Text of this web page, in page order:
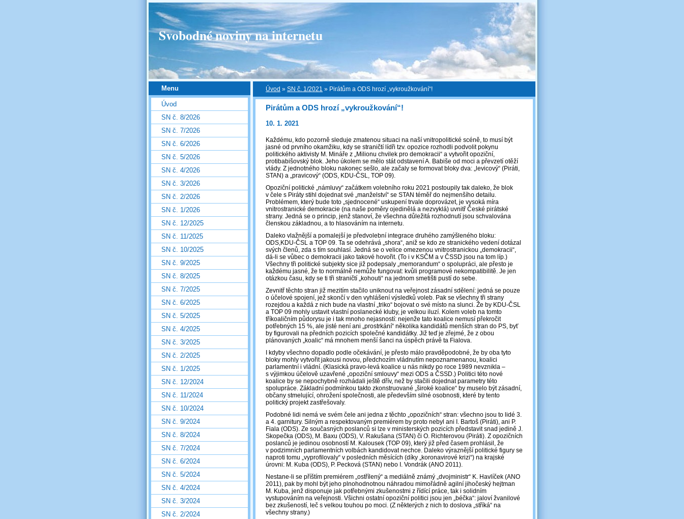
Svobodné noviny na internetu
Úvod » SN č. 1/2021 » Pirátům a ODS hrozí „vykroužkování“!
Pirátům a ODS hrozí „vykroužkování“!
10. 1. 2021
Každému, kdo pozorně sleduje zmatenou situaci na naší vnitropolitické scéně, to musí být
jasné od prvního okamžiku, kdy se straničtí lídři tzv. opozice rozhodli podvolit pokynu
politického aktivisty M. Mináře z „Milionu chvilek pro demokracii“ a vytvořit opoziční,
protibabišovský blok. Jeho úkolem se mělo stát odstavení A. Babiše od moci a převzetí otěží
vlády. Z jednotného bloku nakonec sešlo, ale začaly se formovat bloky dva: „levicový“ (Piráti,
STAN) a „pravicový“ (ODS, KDU-ČSL, TOP 09).
Opoziční politické „námluvy“ začátkem volebního roku 2021 postoupily tak daleko, že blok
v čele s Piráty stihl dojednat své „manželství“ se STAN téměř do nejmenšího detailu.
Problémem, který bude toto „sjednocené“ uskupení trvale doprovázet, je vysoká míra
vnitrostranické demokracie (na naše poměry ojedinělá a nezvyklá) uvnitř České pirátské
strany. Jedná se o princip, jenž stanoví, že všechna důležitá rozhodnutí jsou schvalována
členskou základnou, a to hlasováním na internetu.
Daleko vlažnější a pomalejší je předvolební integrace druhého zamýšleného bloku:
ODS,KDU-ČSL a TOP 09. Ta se odehrává „shora“, aniž se kdo ze stranického vedení dotázal
svých členů, zda s tím souhlasí. Jedná se o velice omezenou vnitrostranickou „demokracii“,
dá-li se vůbec o demokracii jako takové hovořit. (To i v KSČM a v ČSSD jsou na tom líp.)
Všechny tři politické subjekty sice již podepsaly „memorandum“ o spolupráci, ale přesto je
každému jasné, že to normálně nemůže fungovat: kvůli programové nekompatibilitě. Je jen
otázkou času, kdy se ti tři straničtí „kohouti“ na jednom smetišti pustí do sebe.
Zevnitř těchto stran již mezitím stačilo uniknout na veřejnost zásadní sdělení: jedná se pouze
o účelové spojení, jež skončí v den vyhlášení výsledků voleb. Pak se všechny tři strany
rozejdou a každá z nich bude na vlastní „triko“ bojovat o své místo na slunci. Že by KDU-ČSL
a TOP 09 mohly ustavit vlastní poslanecké kluby, je velkou iluzí. Kolem voleb na tomto
tříkoaličním půdorysu je i tak mnoho nejasností: nejenže tato koalice nemusí překročit
potřebných 15 %, ale jisté není ani „prostrkání“ několika kandidátů menších stran do PS, byť
by figurovali na předních pozicích společné kandidátky. Již teď je zřejmé, že z obou
plánovaných „koalic“ má mnohem menší šanci na úspěch právě ta Fialova.
I kdyby všechno dopadlo podle očekávání, je přesto málo pravděpodobné, že by oba tyto
bloky mohly vytvořit jakousi novou, předchozím vládnutím nepoznamenanou, koalici
parlamentní i vládní. (Klasická pravo-levá koalice u nás nikdy po roce 1989 nevznikla –
s výjimkou účelově uzavřené „opoziční smlouvy“ mezi ODS a ČSSD.) Politici této nové
koalice by se nepochybně rozhádali ještě dřív, než by stačili dojednat parametry této
spolupráce. Základní podmínkou takto zkonstruované „široké koalice“ by muselo být zásadní,
občany stmelující, ohrožení společnosti, ale především silné osobnosti, které by tento
politický projekt zastřešovaly.
Podobné lidi nemá ve svém čele ani jedna z těchto „opozičních“ stran: všechno jsou to lidé 3.
a 4. garnitury. Silným a respektovaným premiérem by proto nebyl ani I. Bartoš (Piráti), ani P.
Fiala (ODS). Ze současných poslanců si lze v ministerských pozicích představit snad jedině J.
Skopečka (ODS), M. Baxu (ODS), V. Rakušana (STAN) či O. Richterovou (Piráti). Z opozičních
poslanců je jedinou osobností M. Kalousek (TOP 09), který již před časem prohlásil, že
v podzimních parlamentních volbách kandidovat nechce. Daleko výraznější politické figury se
naproti tomu „vyprofilovaly“ v posledních měsících (díky „koronavirové krizi“) na krajské
úrovni: M. Kuba (ODS), P. Pecková (STAN) nebo I. Vondrák (ANO 2011).
Nestane-li se příštím premiérem „ostřílený“ a mediálně známý „dvojministr“ K. Havlíček (ANO
2011), pak by mohl být jeho plnohodnotnou náhradou mimořádně agilní jihočeský hejtman
M. Kuba, jenž disponuje jak potřebnými zkušenostmi z řídící práce, tak i solidním
vystupováním na veřejnosti. Všichni ostatní opoziční politici jsou jen „béčka“: jaloví žvanilové
bez zkušeností, leč s velkou touhou po moci. (Z některých z nich to doslova „stříká“ na
všechny strany.)
Menu
Úvod
SN č. 8/2026
SN č. 7/2026
SN č. 6/2026
SN č. 5/2026
SN č. 4/2026
SN č. 3/2026
SN č. 2/2026
SN č. 1/2026
SN č. 12/2025
SN č. 11/2025
SN č. 10/2025
SN č. 9/2025
SN č. 8/2025
SN č. 7/2025
SN č. 6/2025
SN č. 5/2025
SN č. 4/2025
SN č. 3/2025
SN č. 2/2025
SN č. 1/2025
SN č. 12/2024
SN č. 11/2024
SN č. 10/2024
SN č. 9/2024
SN č. 8/2024
SN č. 7/2024
SN č. 6/2024
SN č. 5/2024
SN č. 4/2024
SN č. 3/2024
SN č. 2/2024